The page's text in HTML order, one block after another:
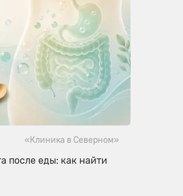
«Клиника в Северном»
после еды: как найти